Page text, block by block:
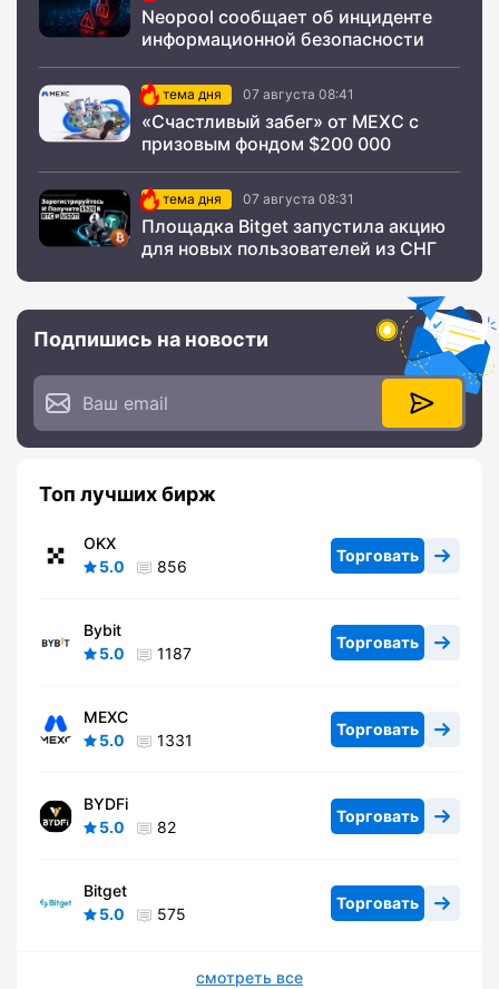
Neopool сообщает об инциденте
информационной безопасности
тема дня 07 августа 08:41
«Счастливый забег» от MEXC с
призовым фондом $200 000
тема дня 07 августа 08:31
Площадка Bitget запустила акцию
для новых пользователей из СНГ
Подпишись на новости
Топ лучших бирж
OKX
5.0
856
Торговать
Bybit
5.0
1187
Торговать
MEXC
5.0
1331
Торговать
BYDFi
5.0
82
Торговать
Bitget
5.0
575
Торговать
смотреть все